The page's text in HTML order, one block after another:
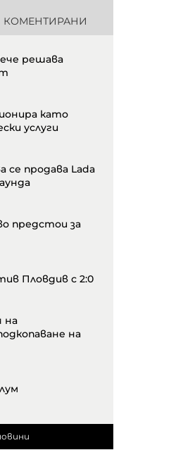
КОМЕНТИРАНИ
решава
като
услуги
се продава Lada
предстои за
Пловдив с 2:0
на
на